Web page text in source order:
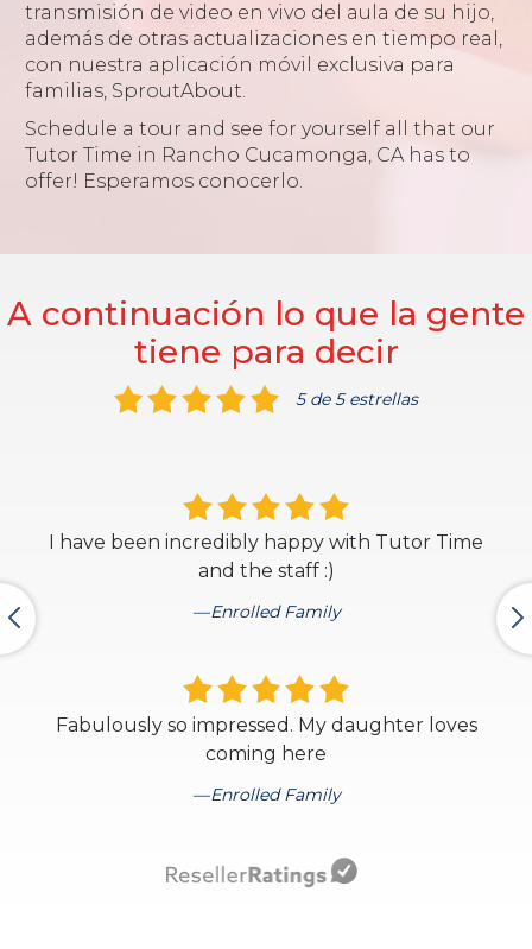
transmisión de video en vivo del aula de su hijo,
además de otras actualizaciones en tiempo real,
con nuestra aplicación móvil exclusiva para
familias, SproutAbout.
Schedule a tour and see for yourself all that our
Tutor Time in Rancho Cucamonga, CA has to
offer! Esperamos conocerlo.
A continuación lo que la gente
tiene para decir
5 de 5 estrellas
I have been incredibly happy with Tutor Time
and the staff :)
Enrolled Family
Fabulously so impressed. My daughter loves
coming here
Enrolled Family